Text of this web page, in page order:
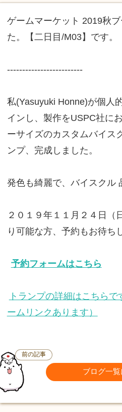
ゲームマーケット 2019秋
た。【二日目/M03】です。
-------------------------
私(Yasuyuki Honne)が個人
インし、製作をUSPC社に
ーサイズのカスタムバイス
ンプ、完成しました。
発色も綺麗で、バイスクル
２０１９年１１月２４日（
り可能な方、予約もお待ち
予約フォームはこちら
トランプの詳細はこちら
ームリンクあります）
前の記事
ブログ一覧